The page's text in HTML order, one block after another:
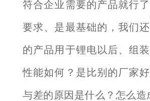
符合企业需要的产品就行
要求、是最基础的，我们
的产品用于锂电以后、组
性能如何？是比别的厂家
与差的原因是什么？怎么造